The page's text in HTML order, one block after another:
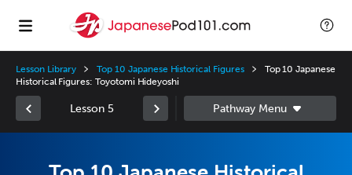
Lesson Library Top 10 Japanese Historical Figures
Top 10 Japanese
Historical Figures: Toyotomi Hideyoshi
Lesson 5